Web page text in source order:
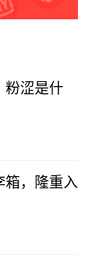
粉涩是什
箱，隆重入